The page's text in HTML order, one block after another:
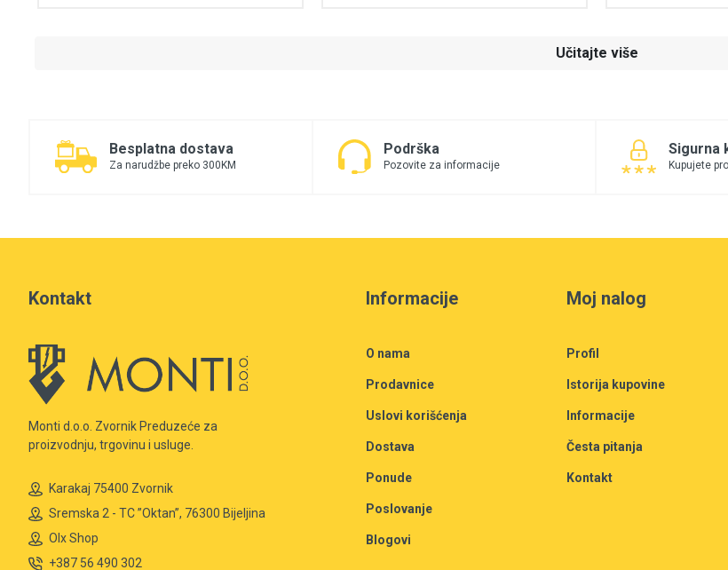
Učitajte više
Besplatna dostava
Za narudžbe preko 300KM
Podrška
Pozovite za informacije
Sigurna
Kupujete
Kontakt
Monti d.o.o. Zvornik Preduzeće za
proizvodnju, trgovinu i usluge.
Karakaj 75400 Zvornik
Sremska 2 - TC ”Oktan”, 76300 Bijeljina
Olx Shop
+387 56 490 302
Informacije
O nama
Prodavnice
Uslovi korišćenja
Dostava
Ponude
Poslovanje
Blogovi
Moj nalog
Profil
Istorija kupovine
Informacije
Česta pitanja
Kontakt